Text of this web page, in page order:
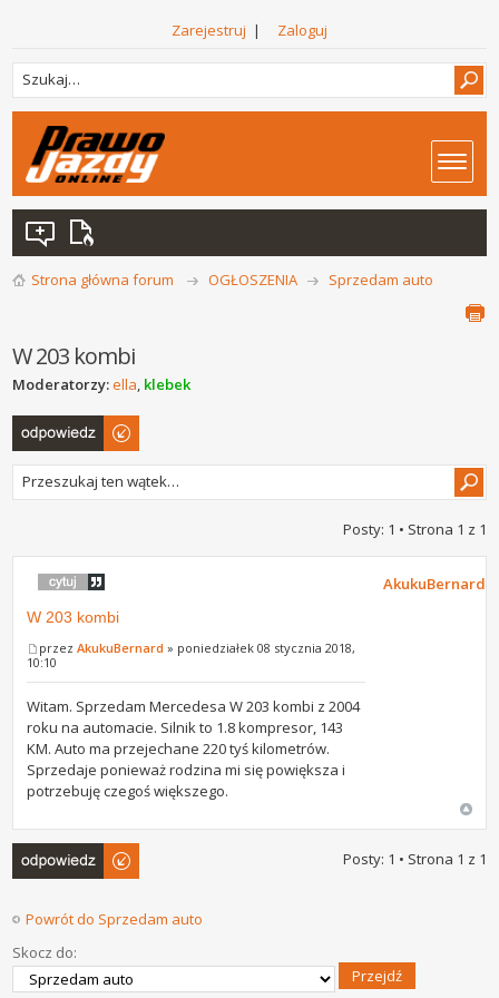
Zarejestruj | Zaloguj
Strona główna forum OGŁOSZENIA Sprzedam auto
W 203 kombi
Moderatorzy:ella, klebek
Odpowiedz
Posty: 1 • Strona 1 z 1
W 203 kombi
przezAkukuBernard » poniedziałek 08 stycznia 2018,
10:10
Witam. Sprzedam Mercedesa W 203 kombi z 2004
roku na automacie. Silnik to 1.8 kompresor, 143
KM. Auto ma przejechane 220 tyś kilometrów.
Sprzedaje ponieważ rodzina mi się powiększa i
potrzebuję czegoś większego.
AkukuBernard
Odpowiedz
Posty: 1 • Strona 1 z 1
Powrót do Sprzedam auto
Skocz do: